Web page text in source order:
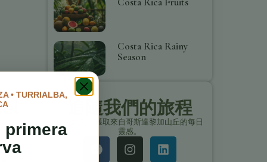
Costa Rica Rainy
Season
追隨我們的旅程
保持聯繫，獲取來自哥斯達黎加山丘的每日
靈感。
• TURRIALBA,
primera